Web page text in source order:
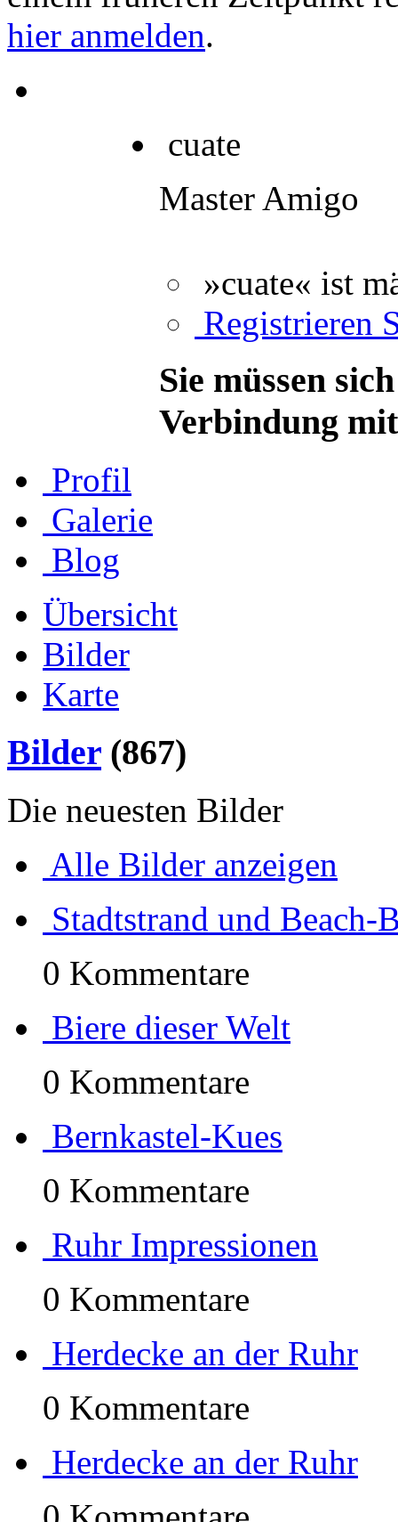
hier anmelden.
cuate
Master Amigo
»cuate« ist
Registrieren
Sie müssen
Verbindung
Profil
Galerie
Blog
Übersicht
Bilder
Karte
Bilder (867)
Die neuesten Bilder
Alle Bilder anzeigen
Stadtstrand und Beach-
0 Kommentare
Biere dieser Welt
0 Kommentare
Bernkastel-Kues
0 Kommentare
Ruhr Impressionen
0 Kommentare
Herdecke an der Ruhr
0 Kommentare
Herdecke an der Ruhr